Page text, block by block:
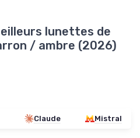
lunettes de
/ ambre (2026)
Claude Mistral